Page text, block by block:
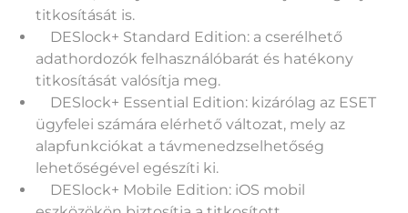
titkosítását is.
DESlock+ Standard Edition: a cserélhető
adathordozók felhasználóbarát és hatékony
titkosítását valósítja meg.
DESlock+ Essential Edition: kizárólag az ESET
ügyfelei számára elérhető változat, mely az
alapfunkciókat a távmenedzselhetőség
lehetőségével egészíti ki.
DESlock+ Mobile Edition: iOS mobil